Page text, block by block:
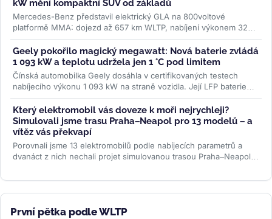
kW mění kompaktní SUV od základů
Mercedes-Benz představil elektrický GLA na 800voltové
platformě MMA: dojezd až 657 km WLTP, nabíjení výkonem 320
kW a plnění na 80 % za 22...>>
Geely pokořilo magický megawatt: Nová baterie zvládá
1 093 kW a teplotu udržela jen 1 °C pod limitem
Čínská automobilka Geely dosáhla v certifikovaných testech
nabíjecího výkonu 1 093 kW na straně vozidla. Její LFP baterie
Aegis Gold Brick...>>
Který elektromobil vás doveze k moři nejrychleji?
Simulovali jsme trasu Praha–Neapol pro 13 modelů – a
vítěz vás překvapí
Porovnali jsme 13 elektromobilů podle nabíjecích parametrů a
dvanáct z nich nechali projet simulovanou trasou Praha–Neapol v
První pětka podle WLTP